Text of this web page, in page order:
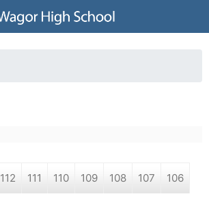
Jump to navigation
112 111 110 109 108 107 106